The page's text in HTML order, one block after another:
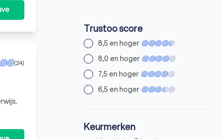
(24)
Trustoo score
8,5 en hoger
8,0 en hoger
7,5 en hoger
6,5 en hoger
Keurmerken